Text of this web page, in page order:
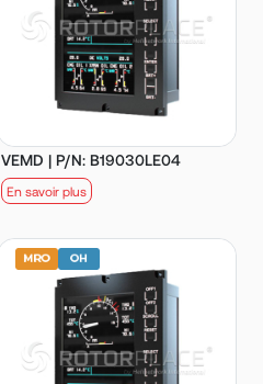
VEMD | P/N: B19030LE04
En savoir plus